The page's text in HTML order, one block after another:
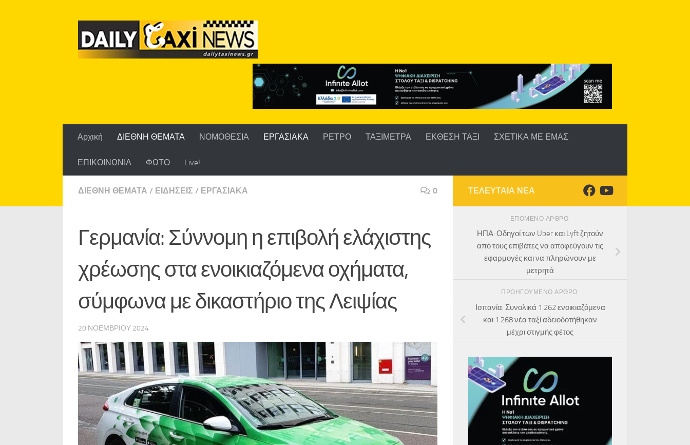
Αρχική ΔΙΕΘΝΗ ΘΕΜΑΤΑ ΝΟΜΟΘΕΣΙΑ ΕΡΓΑΣΙΑΚΑ ΡΕΤΡΟ ΤΑΞΙΜΕΤΡΑ ΕΚΘΕΣΗ ΤΑΞΙ ΣΧΕΤΙΚΑ ΜΕ ΕΜΑΣ
ΕΠΙΚΟΙΝΩΝΙΑ ΦΩΤΟ Live!
ΔΙΕΘΝΗ ΘΕΜΑΤΑ / ΕΙΔΗΣΕΙΣ / ΕΡΓΑΣΙΑΚΑ 0
Γερμανία: Σύννομη η επιβολή ελάχιστης
χρέωσης στα ενοικιαζόμενα οχήματα,
σύμφωνα με δικαστήριο της Λειψίας
20 ΝΟΕΜΒΡΊΟΥ 2024
ΤΕΛΕΥΤΑΙΑ ΝΕΑ
ΕΠΌΜΕΝΟ ΆΡΘΡΟ
ΗΠΑ: Οδηγοί των Uber και Lyft ζητούν
από τους επιβάτες να αποφεύγουν τις
εφαρμογές και να πληρώνουν με
μετρητά
ΠΡΟΗΓΟΎΜΕΝΟ ΆΡΘΡΟ
Ισπανία: Συνολικά 1.262 ενοικιαζόμενα
και 1.268 νέα ταξί αδειοδοτήθηκαν
μέχρι στιγμής φέτος